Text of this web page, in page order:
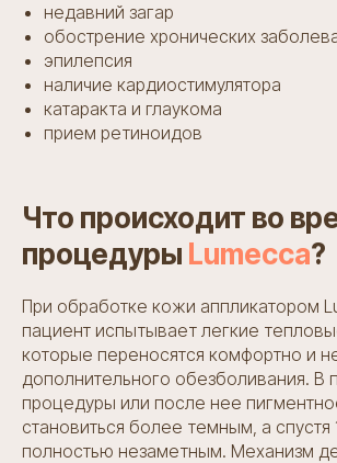
недавний загар
обострение хронических
эпилепсия
наличие кардиостимулятора
катаракта и глаукома
прием ретиноидов
Что происходит во
процедуры Lumecca?
При обработке кожи аппликатором
пациент испытывает легкие
которые переносятся комфортно и
дополнительного обезболивания. В
процедуры или после нее
становиться более темным, а спустя
полностью незаметным. Механизм